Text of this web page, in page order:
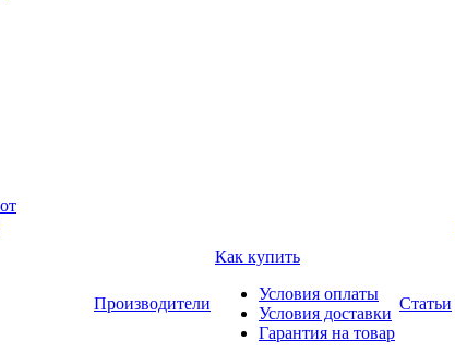
Производители
Как купить
Условия оплаты
Условия доставки
Гарантия на товар
Статьи